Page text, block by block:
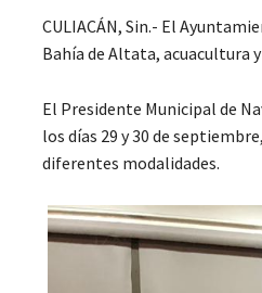
CULIACÁN, Sin.- El
Bahía de Altata, acuacultura
El Presidente Municipal de
los días 29 y 30 de
diferentes modalidades.